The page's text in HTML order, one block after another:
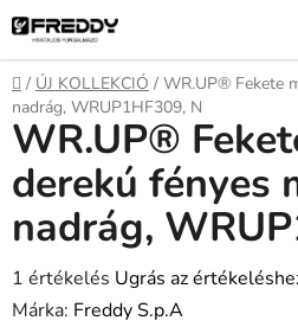
Ugrás
fő
tartalomhoz
Kezdőlap
/ ÚJ KOLLEKCIÓ / WR.UP® Fekete
nadrág, WRUP1HF309, N
WR.UP®
derekú fényes
nadrág,
A
termék
1 értékelés Ugrás az
Márka: Freddy S.p.A